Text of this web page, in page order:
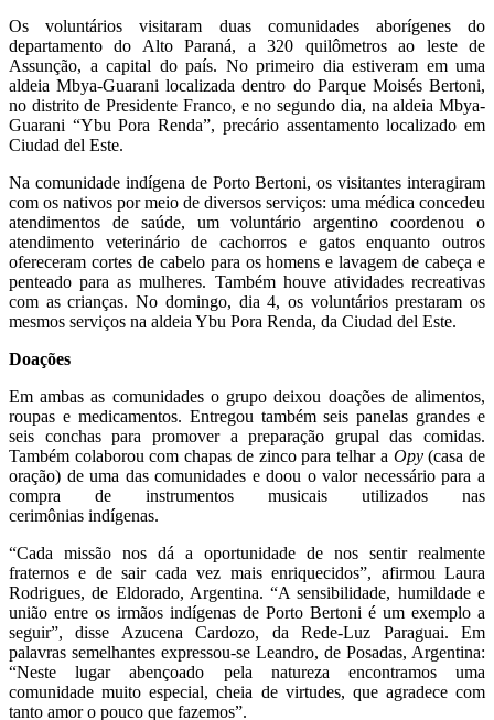
Os voluntários visitaram duas comunidades aborígenes do
departamento do Alto Paraná, a 320 quilômetros ao leste de
Assunção, a capital do país. No primeiro dia estiveram em uma
aldeia Mbya-Guarani localizada dentro do Parque Moisés Bertoni,
no distrito de Presidente Franco, e no segundo dia, na aldeia Mbya-
Guarani “Ybu Pora Renda”, precário assentamento localizado em
Ciudad del Este.
Na comunidade indígena de Porto Bertoni, os visitantes interagiram
com os nativos por meio de diversos serviços: uma médica concedeu
atendimentos de saúde, um voluntário argentino coordenou o
atendimento veterinário de cachorros e gatos enquanto outros
ofereceram cortes de cabelo para os homens e lavagem de cabeça e
penteado para as mulheres. Também houve atividades recreativas
com as crianças. No domingo, dia 4, os voluntários prestaram os
mesmos serviços na aldeia Ybu Pora Renda, da Ciudad del Este.
Doações
Em ambas as comunidades o grupo deixou doações de alimentos,
roupas e medicamentos. Entregou também seis panelas grandes e
seis conchas para promover a preparação grupal das comidas.
Também colaborou com chapas de zinco para telhar a Opy(casa de
oração) de uma das comunidades e doou o valor necessário para a
compra de instrumentos musicais utilizados nas
cerimônias indígenas.
“Cada missão nos dá a oportunidade de nos sentir realmente
fraternos e de sair cada vez mais enriquecidos”, afirmou Laura
Rodrigues, de Eldorado, Argentina. “A sensibilidade, humildade e
união entre os irmãos indígenas de Porto Bertoni é um exemplo a
seguir”, disse Azucena Cardozo, da Rede-Luz Paraguai. Em
palavras semelhantes expressou-se Leandro, de Posadas, Argentina:
“Neste lugar abençoado pela natureza encontramos uma
comunidade muito especial, cheia de virtudes, que agradece com
tanto amor o pouco que fazemos”.